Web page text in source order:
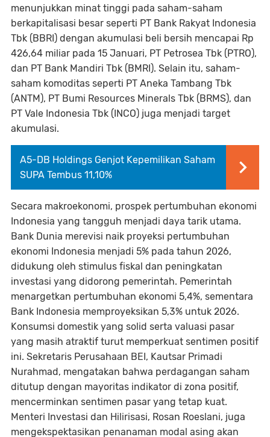
menunjukkan minat tinggi pada saham-saham
berkapitalisasi besar seperti PT Bank Rakyat Indonesia
Tbk (BBRI) dengan akumulasi beli bersih mencapai Rp
426,64 miliar pada 15 Januari, PT Petrosea Tbk (PTRO),
dan PT Bank Mandiri Tbk (BMRI). Selain itu, saham-
saham komoditas seperti PT Aneka Tambang Tbk
(ANTM), PT Bumi Resources Minerals Tbk (BRMS), dan
PT Vale Indonesia Tbk (INCO) juga menjadi target
akumulasi.
A5-DB Holdings Genjot Kepemilikan Saham
SUPA Tembus 11,10%
Secara makroekonomi, prospek pertumbuhan ekonomi
Indonesia yang tangguh menjadi daya tarik utama.
Bank Dunia merevisi naik proyeksi pertumbuhan
ekonomi Indonesia menjadi 5% pada tahun 2026,
didukung oleh stimulus fiskal dan peningkatan
investasi yang didorong pemerintah. Pemerintah
menargetkan pertumbuhan ekonomi 5,4%, sementara
Bank Indonesia memproyeksikan 5,3% untuk 2026.
Konsumsi domestik yang solid serta valuasi pasar
yang masih atraktif turut memperkuat sentimen positif
ini. Sekretaris Perusahaan BEI, Kautsar Primadi
Nurahmad, mengatakan bahwa perdagangan saham
ditutup dengan mayoritas indikator di zona positif,
mencerminkan sentimen pasar yang tetap kuat.
Menteri Investasi dan Hilirisasi, Rosan Roeslani, juga
mengekspektasikan penanaman modal asing akan